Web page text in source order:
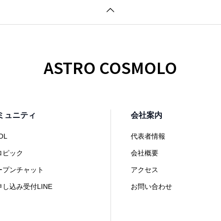
ASTRO COSMOLO
ュニティ
ピック
プンチャット
し込み受付LINE
会社案内
代表者情報
会社概要
アクセス
お問い合わせ